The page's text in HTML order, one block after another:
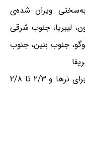
ویران شده‌ی
لیبریا، جنوب شرقی
جنوب بنین، جنوب
بدن به درازای ۱/۸ تا ۲/۵ سانتی‌متر برای نرها و ۲/۳ تا ۲/۸